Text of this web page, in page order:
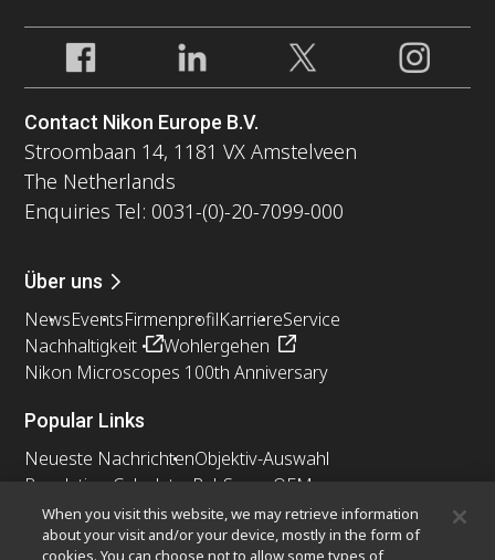
Contact Nikon Europe B.V.
Stroombaan 14, 1181 VX Amstelveen
The Netherlands
Enquiries Tel: 0031-(0)-20-7099-000
Über uns
NewsEventsFirmenprofilKarriereService
Nachhaltigkeit
Wohlergehen
Nikon Microscopes 100th Anniversary
Popular Links
Neueste NachrichtenObjektiv-Auswahl
Resolution Calculator PubScope OEM
Nikon Small World
MicroscopyU
When you visit this website, we may retrieve information
about your visit and/or your device, mostly in the form of
cookies. You can choose not to allow some types of